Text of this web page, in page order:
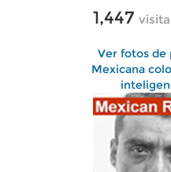
1,447
Ver fotos de
Mexicana